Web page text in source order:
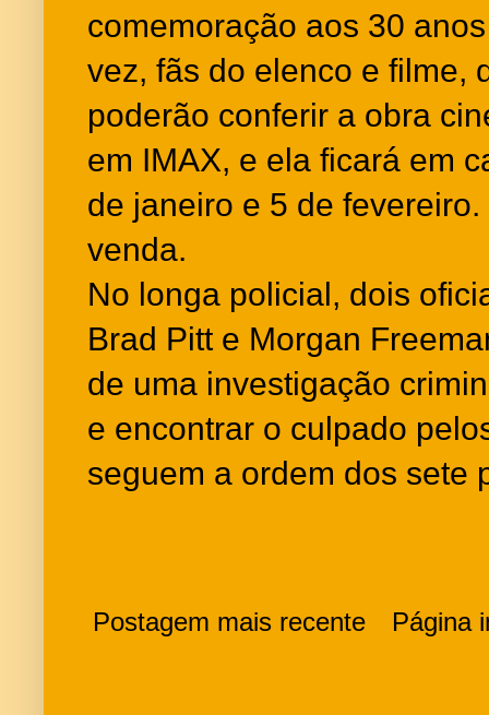
comemoração aos 30
vez, fãs do elenco e filme,
poderão conferir a obra
em IMAX, e ela ficará em
de janeiro e 5 de
venda.
No longa policial, dois
Brad Pitt e Morgan
de uma investigação
e encontrar o culpado
seguem a ordem dos sete
Postagem mais recente Página